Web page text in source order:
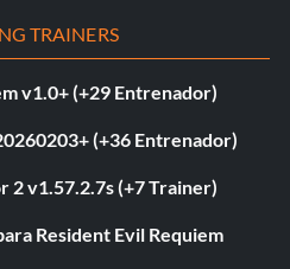
TRAINERS
v1.0+ (+29 Entrenador)
(+36 Entrenador)
2 v1.57.2.7s (+7 Trainer)
Resident Evil Requiem